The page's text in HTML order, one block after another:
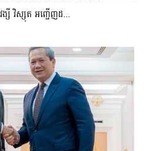
វង្សី វិស្សុត អញ្ជើញដ...